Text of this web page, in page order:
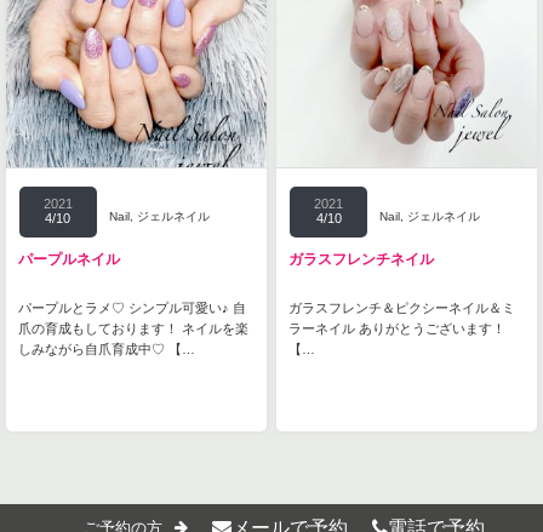
2021
4/10
Nail ジェルネイル
パープルネイル
パープルとラメ♡ シンプル可愛い♪ 自
爪の育成もしております！ ネイルを楽
しみながら自爪育成中♡ 【…
2021
4/10
Nail ジェルネイル
ガラスフレンチネイル
ガラスフレンチ＆ピクシーネイル＆ミ
ラーネイル ありがとうございます！
【…
ご予約の方 メールで予約 電話で予約